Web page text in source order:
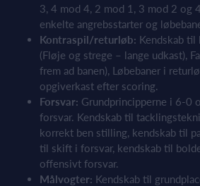
3, 4 mod 4, 2 mod 1, 3 mod 2 og
enkelte angrebsstarter og
Kontraspil/returløb: Kendskab til
(Fløje og strege – lange udkast),
frem ad banen), Løbebaner i
opgiverkast efter scoring.
Forsvar: Grundprincipperne i 6-0
forsvar. Kendskab til
korrekt ben stilling, kendskab til
til skift i forsvar, kendskab til
offensivt forsvar.
Målvogter: Kendskab til